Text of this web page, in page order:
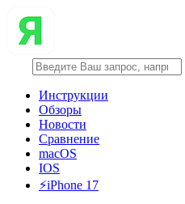
Инструкции
Обзоры
Новости
Сравнение
macOS
IOS
⚡️iPhone 17